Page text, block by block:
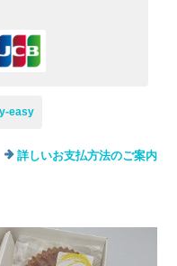
easy
詳しいお支払方法のご案内